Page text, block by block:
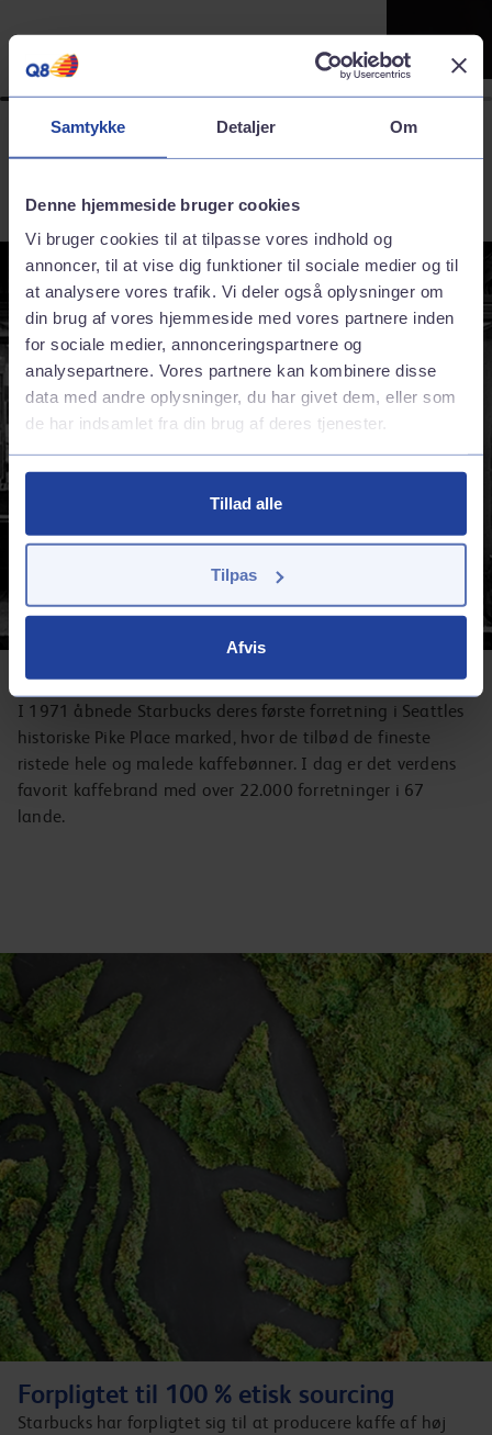
Samtykke Detaljer Om
Denne hjemmeside bruger cookies
Vi bruger cookies til at tilpasse vores indhold og
annoncer, til at vise dig funktioner til sociale medier og til
at analysere vores trafik. Vi deler også oplysninger om
din brug af vores hjemmeside med vores partnere inden
for sociale medier, annonceringspartnere og
analysepartnere. Vores partnere kan kombinere disse
data med andre oplysninger, du har givet dem, eller som
de har indsamlet fra din brug af deres tjenester.
Tillad alle
Tilpas
Afvis
Starbucks historien
I 1971 åbnede Starbucks deres første forretning i Seattles
historiske Pike Place marked, hvor de tilbød de fineste
ristede hele og malede kaffebønner. I dag er det verdens
favorit kaffebrand med over 22.000 forretninger i 67
lande.
Forpligtet til 100 % etisk sourcing
Starbucks har forpligtet sig til at producere kaffe af høj